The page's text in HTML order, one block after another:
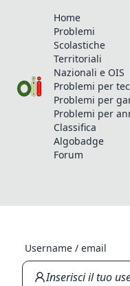
Home
Problemi
Scolastiche
Territoriali
Nazionali e OIS
Problemi per
Problemi per
Problemi per
Classifica
Algobadge
Forum
Username / email